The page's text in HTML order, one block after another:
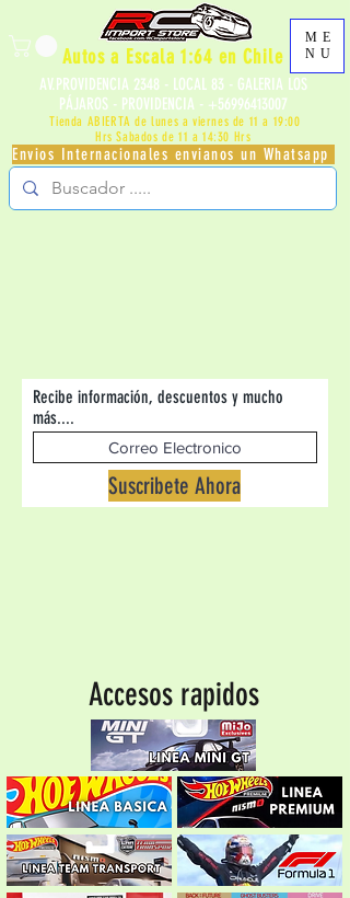
AV.PROVIDENCIA 2348 - LOCAL 83 - GALERIA LOS
PÁJAROS - PROVIDENCIA - +56996413007
ME
NU
Tienda ABIERTA de lunes a viernes de 11 a 19:00
Hrs Sabados de 11 a 14:30 Hrs
Envios Internacionales envianos un Whatsapp
Autos a Escala 1:64 en Chile
Recibe información, descuentos y mucho
más....
Suscribete Ahora
Accesos rapidos